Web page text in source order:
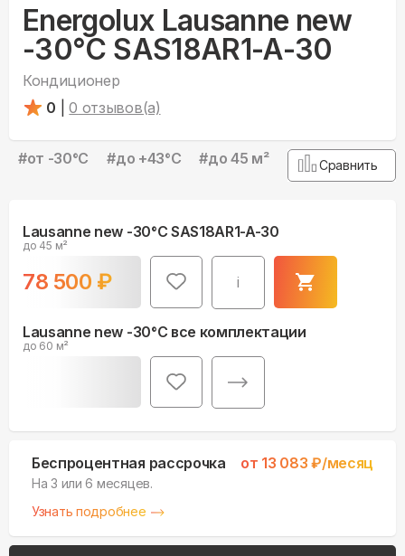
Energolux Lausanne new
-30°С SAS18AR1-A-30
Кондиционер
0
0 отзывов(а)
#от -30°С #до +43°С #до 45 м² Сравнить
Lausanne new -30°С SAS18AR1-A-30
до 45 м²
78 500 ₽ i
Lausanne new -30°С все комплектации
до 60 м²
Беспроцентная рассрочка от 13 083 ₽/месяц
На 3 или 6 месяцев.
Узнать подробнее